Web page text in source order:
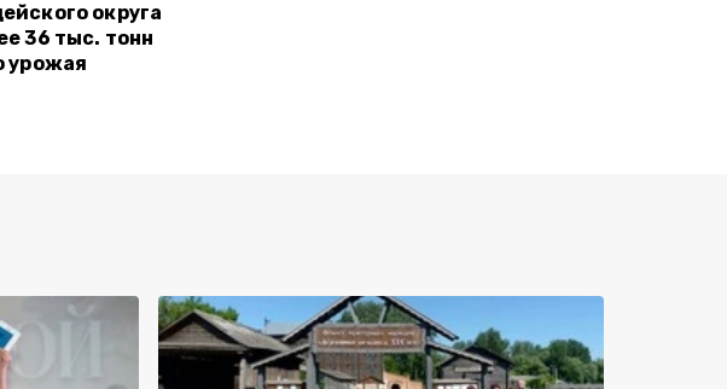
округа
36 тыс. тонн
урожая